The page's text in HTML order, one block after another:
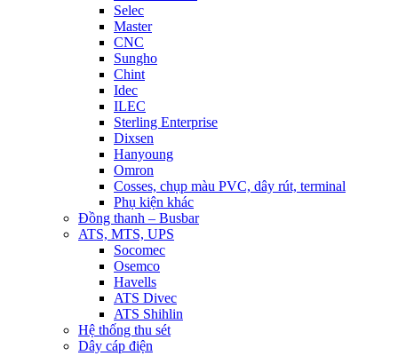
Selec
Master
CNC
Sungho
Chint
Idec
ILEC
Sterling Enterprise
Dixsen
Hanyoung
Omron
Cosses, chụp màu PVC, dây rút, terminal
Phụ kiện khác
Đồng thanh – Busbar
ATS, MTS, UPS
Socomec
Osemco
Havells
ATS Divec
ATS Shihlin
Hệ thống thu sét
Dây cáp điện